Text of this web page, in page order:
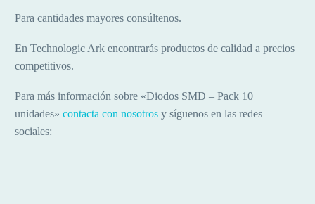
Para cantidades mayores consúltenos.
En Technologic Ark encontrarás productos de calidad a precios
competitivos.
Para más información sobre «Diodos SMD – Pack 10
unidades» contacta con nosotros y síguenos en las redes
sociales: